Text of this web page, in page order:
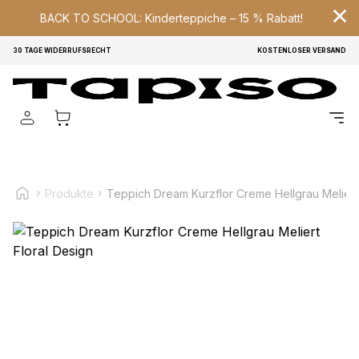
BACK TO SCHOOL: Kinderteppiche – 15 % Rabatt!
30 TAGE WIDERRUFSRECHT KOSTENLOSER VERSAND
Produkte Teppich Dream Kurzflor Creme Hellgrau
personalisieren, um Funktionen für soziale Medien anbieten
zu können und um unseren Traffic zu analysieren.
Außerdem geben wir Informationen über Ihre Verwendung
unserer Website an unsere Partner für soziale Medien,
Nutzung der Dienste gesammelt haben.
Notwendig